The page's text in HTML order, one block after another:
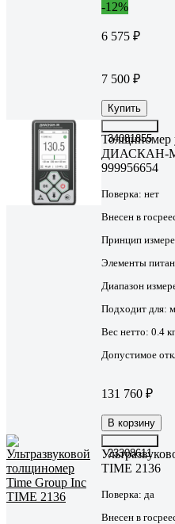
-12%
6 575 ₽
7 500 ₽
Купить
34081855
Толщиномер
ДИАСКАН-М
999956654
Поверка: нет
Внесен в
Принцип
Элементы
Диапазон
Подходит для:
Вес нетто: 0.4 кг
Допустимое
131 760 ₽
В корзину
23308611
TIME 2136
Поверка: да
Внесен в